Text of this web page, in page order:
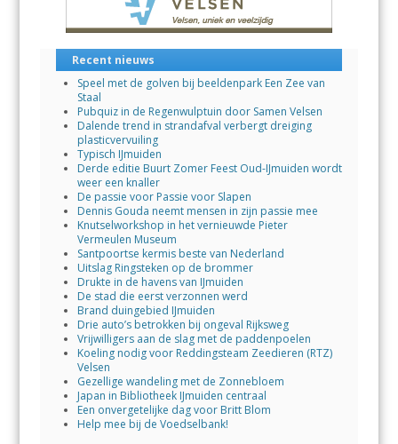
Recent nieuws
Speel met de golven bij beeldenpark Een Zee van
Staal
Pubquiz in de Regenwulptuin door Samen Velsen
Dalende trend in strandafval verbergt dreiging
plasticvervuiling
Typisch IJmuiden
Derde editie Buurt Zomer Feest Oud-IJmuiden wordt
weer een knaller
De passie voor Passie voor Slapen
Dennis Gouda neemt mensen in zijn passie mee
Knutselworkshop in het vernieuwde Pieter
Vermeulen Museum
Santpoortse kermis beste van Nederland
Uitslag Ringsteken op de brommer
Drukte in de havens van IJmuiden
De stad die eerst verzonnen werd
Brand duingebied IJmuiden
Drie auto’s betrokken bij ongeval Rijksweg
Vrijwilligers aan de slag met de paddenpoelen
Koeling nodig voor Reddingsteam Zeedieren (RTZ)
Velsen
Gezellige wandeling met de Zonnebloem
Japan in Bibliotheek IJmuiden centraal
Een onvergetelijke dag voor Britt Blom
Help mee bij de Voedselbank!